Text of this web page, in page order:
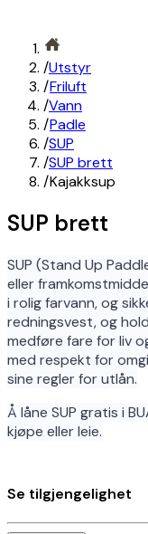
/Utstyr
/Friluft
/Vann
/Padle
/SUP
/SUP brett
/Kajakksup
SUP brett
SUP (Stand Up
eller
i rolig farvann, og
redningsvest, og
medføre fare for liv
med respekt for
sine regler for utlån.
Å låne SUP gratis i
kjøpe eller leie.
Se tilgjengelighet